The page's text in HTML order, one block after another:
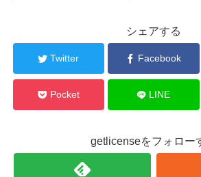
シェアする
Twitter Facebook
Pocket LINE
getlicenseをフォロー